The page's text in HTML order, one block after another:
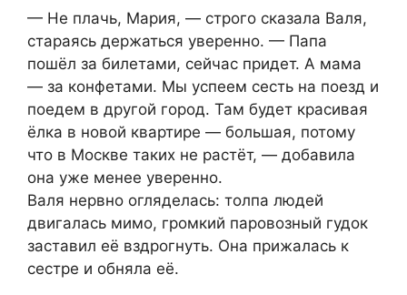
— Не плачь, Мария, — строго сказала Валя,
стараясь держаться уверенно. — Папа
пошёл за билетами, сейчас придет. А мама
— за конфетами. Мы успеем сесть на поезд и
поедем в другой город. Там будет красивая
ёлка в новой квартире — большая, потому
что в Москве таких не растёт, — добавила
она уже менее уверенно.
Валя нервно огляделась: толпа людей
двигалась мимо, громкий паровозный гудок
заставил её вздрогнуть. Она прижалась к
сестре и обняла её.